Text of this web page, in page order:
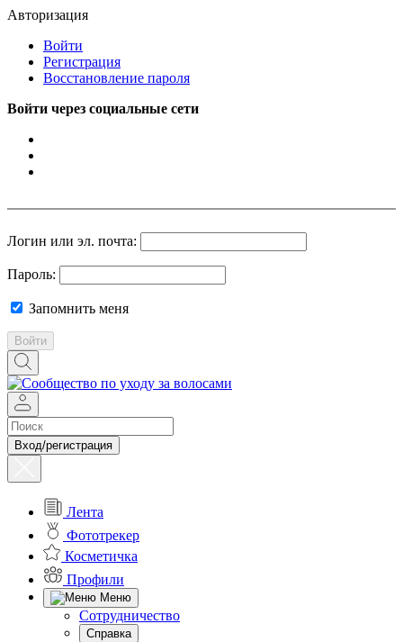
Авторизация
Войти
Регистрация
Восстановление пароля
Войти через социальные сети
Логин или эл. почта:
Пароль:
Запомнить меня
Войти
Вход/регистрация
Лента
Фототрекер
Косметичка
Профили
Меню
Сотрудничество
Справка